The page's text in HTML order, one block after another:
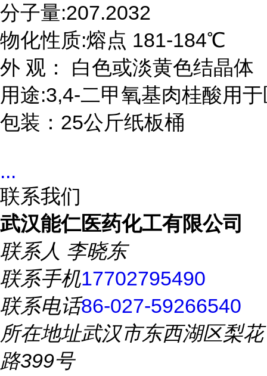
分子量:207.2032
物化性质:熔点 181-184℃
外 观： 白色或淡黄色结晶体
用途:3,4-二甲氧基肉桂酸用
包装：25公斤纸板桶
...
联系我们
武汉能仁医药化工有限公司
联系人 李晓东
联系手机17702795490
联系电话86-027-59266540
所在地址武汉市东西湖区梨花
路399号